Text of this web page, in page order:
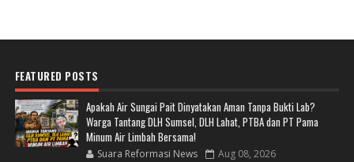
FEATURED POSTS
Apakah Air Sungai Pait Dinyatakan Aman Tanpa Bukti Lab?
Warga Tantang DLH Sumsel, DLH Lahat, PTBA dan PT Pama
Minum Air Limbah Bersama!
Suara Reformasi News Aug 08, 2026